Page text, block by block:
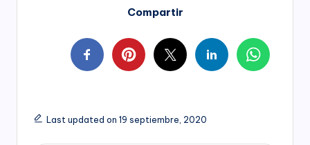
Compartir
Last updated on 19 septiembre, 2020